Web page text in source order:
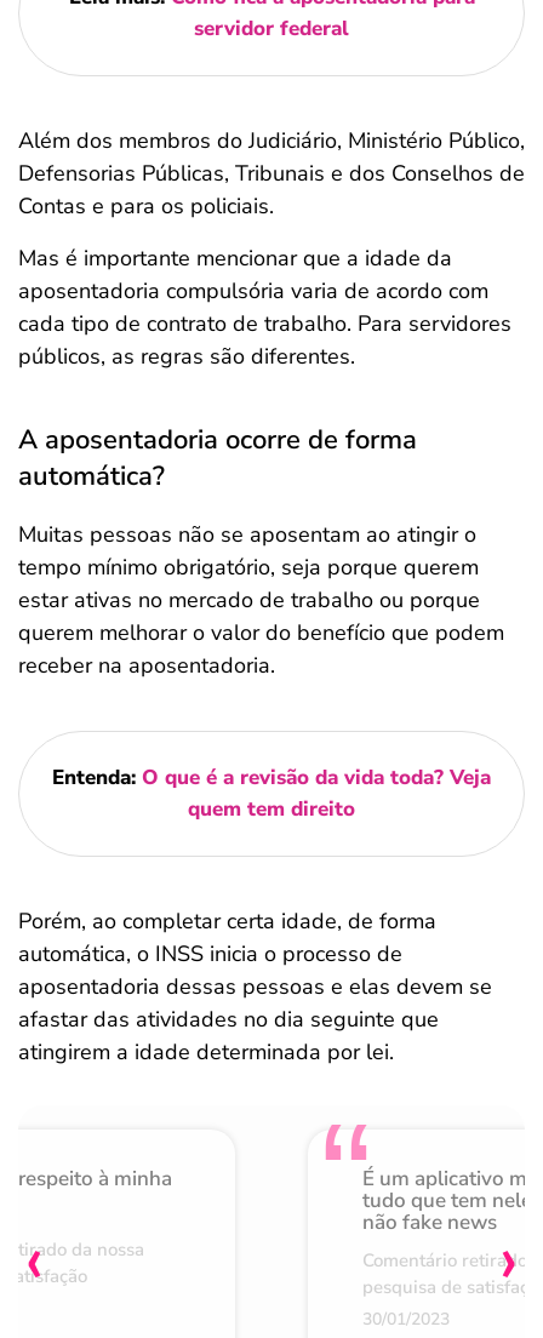
servidor federal
Além dos membros do Judiciário, Ministério Público,
Defensorias Públicas, Tribunais e dos Conselhos de
Contas e para os policiais.
Mas é importante mencionar que a idade da
aposentadoria compulsória varia de acordo com
cada tipo de contrato de trabalho. Para servidores
públicos, as regras são diferentes.
A aposentadoria ocorre de forma
automática?
Muitas pessoas não se aposentam ao atingir o
tempo mínimo obrigatório, seja porque querem
estar ativas no mercado de trabalho ou porque
querem melhorar o valor do benefício que podem
receber na aposentadoria.
Entenda: O que é a revisão da vida toda? Veja
quem tem direito
Porém, ao completar certa idade, de forma
automática, o INSS inicia o processo de
aposentadoria dessas pessoas e elas devem se
afastar das atividades no dia seguinte que
atingirem a idade determinada por lei.
respeito à minha
da nossa
É um aplicativo
tudo que tem nele
não fake news
Comentário retirado
pesquisa de
30/01/2023
‹ ›